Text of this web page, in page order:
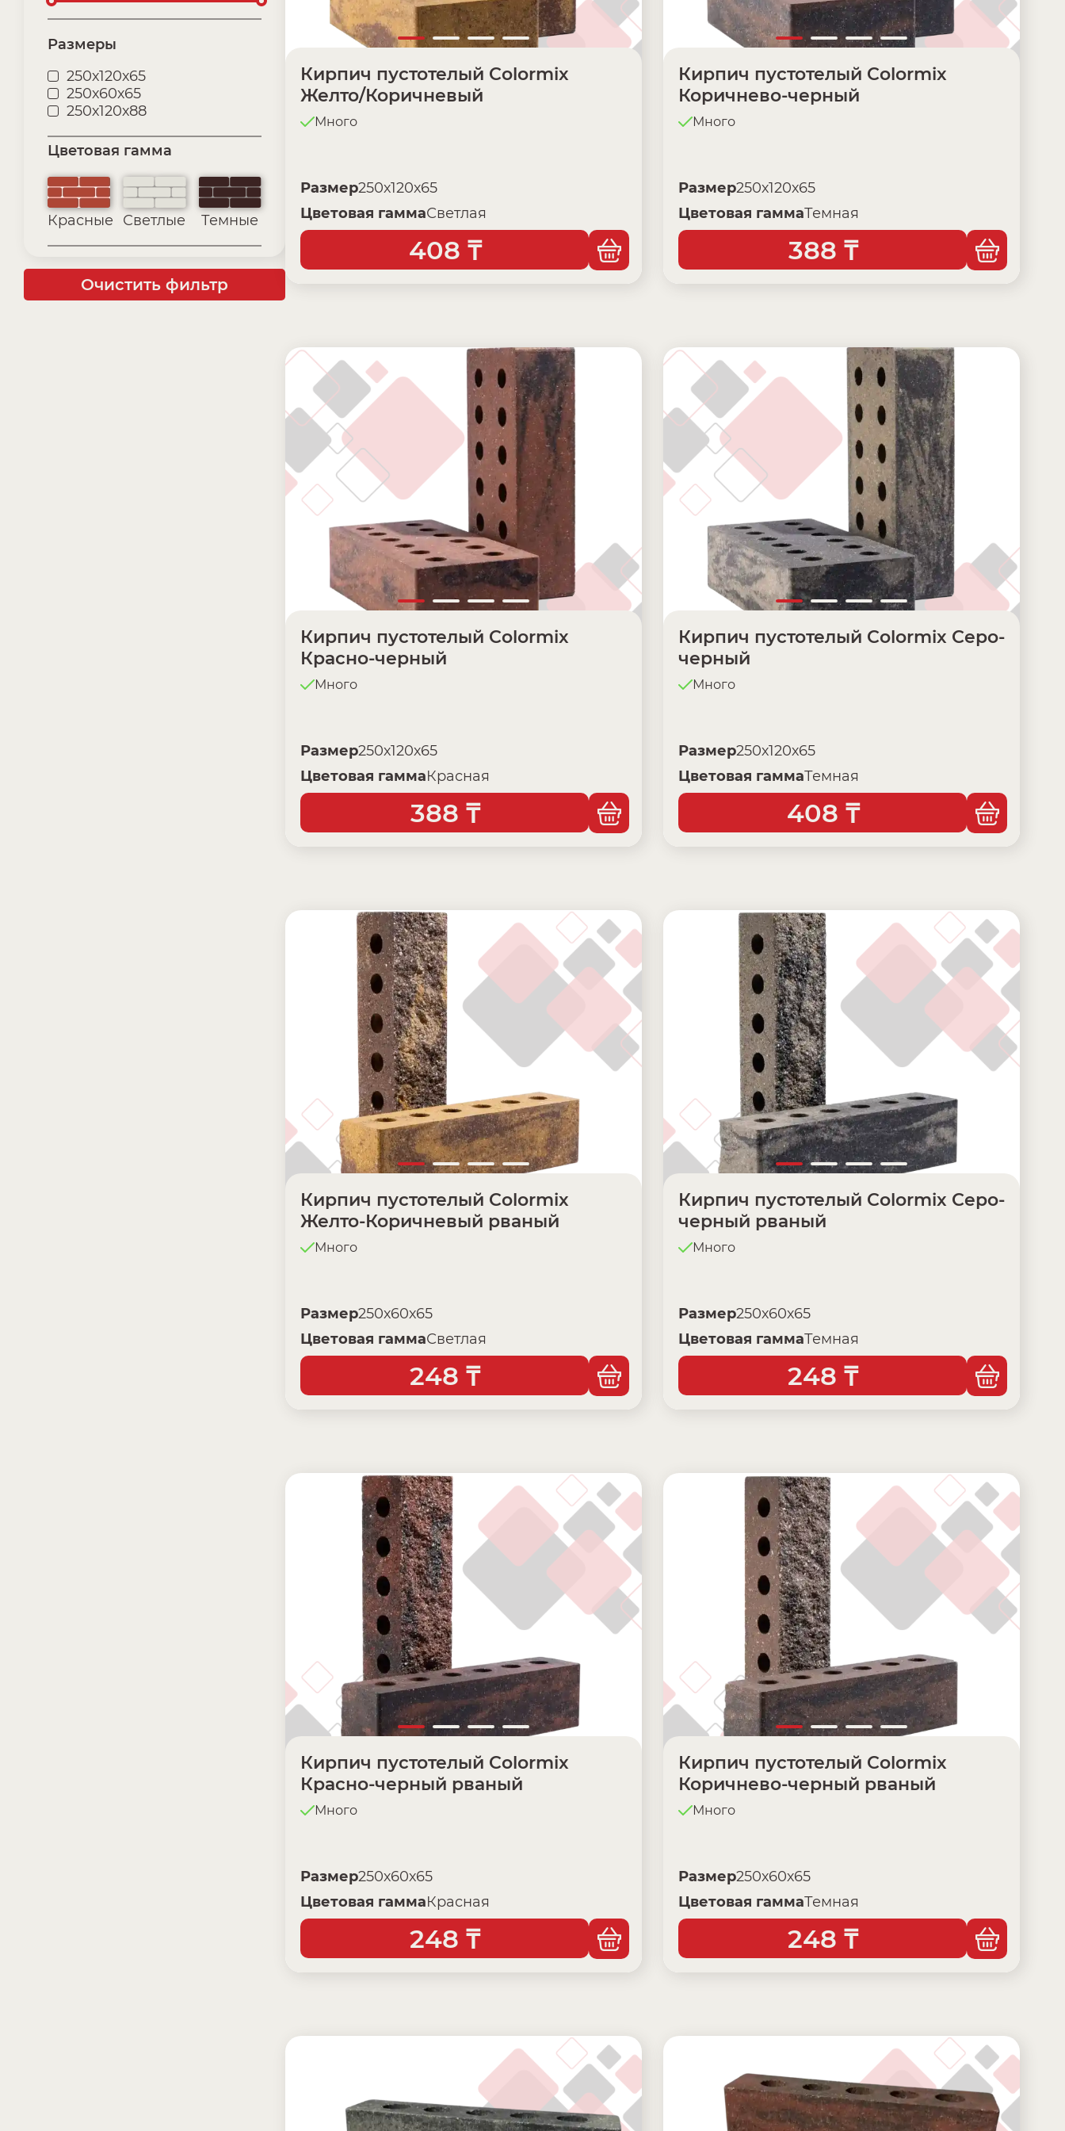
Размеры
250х120х65
250х60х65
250х120х88
Цветовая гамма
Красные Светлые Темные
Очистить фильтр
Кирпич пустотелый Colormix
Желто/Коричневый
Много
Размер250х120х65
Цветовая гаммаСветлая
408 ₸
Кирпич пустотелый Colormix
Коричнево-черный
Много
Размер250х120х65
Цветовая гаммаТемная
388 ₸
Кирпич пустотелый Colormix
Красно-черный
Много
Размер250х120х65
Цветовая гаммаКрасная
388 ₸
Кирпич пустотелый Colormix Серо-
черный
Много
Размер250х120х65
Цветовая гаммаТемная
408 ₸
Кирпич пустотелый Colormix
Желто-Коричневый рваный
Много
Размер250х60х65
Цветовая гаммаСветлая
248 ₸
Кирпич пустотелый Colormix Серо-
черный рваный
Много
Размер250х60х65
Цветовая гаммаТемная
248 ₸
Кирпич пустотелый Colormix
Красно-черный рваный
Много
Размер250х60х65
Цветовая гаммаКрасная
248 ₸
Кирпич пустотелый Colormix
Коричнево-черный рваный
Много
Размер250х60х65
Цветовая гаммаТемная
248 ₸